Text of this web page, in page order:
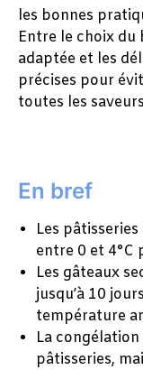
les bonnes
Entre le choix
adaptée et les
précises pour
toutes les
En bref
Les
entre 0 et 4°C
Les gâteaux
jusqu’à 10
température
La
pâtisseries,